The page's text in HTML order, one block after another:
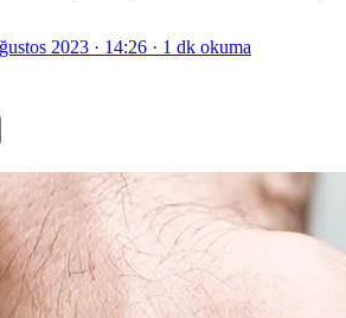
2023 · 14:26 · 1 dk okuma